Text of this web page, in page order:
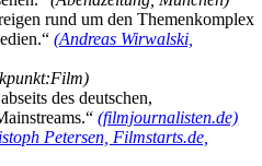
rund um den Themenkomplex
(Andreas Wirwalski,
des deutschen,
(filmjournalisten.de)
Petersen, Filmstarts.de,